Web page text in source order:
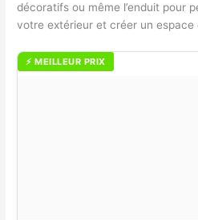
décoratifs ou même l’enduit pour
votre extérieur et créer un espace
⚡ MEILLEUR PRIX